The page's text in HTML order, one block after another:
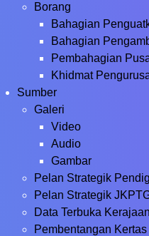
Borang
Bahagian
Bahagian
Pembahagian
Khidmat
Sumber
Galeri
Video
Audio
Gambar
Pelan Strategik
Pelan Strategik
Data Terbuka Kerajaan
Pembentangan